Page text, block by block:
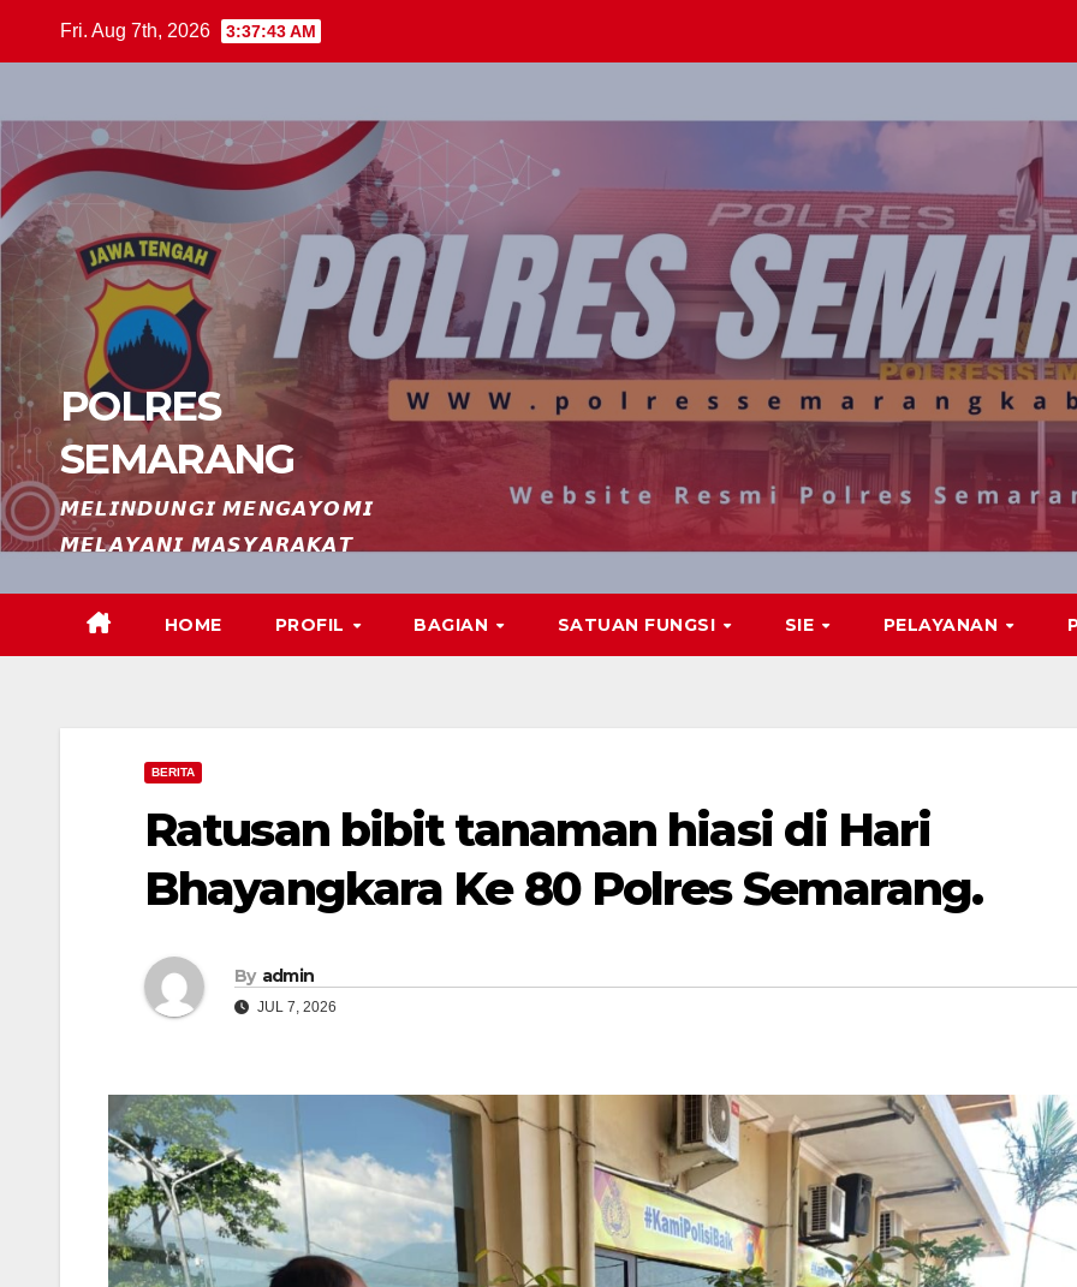
Fri. Aug 7th, 2026 3:37:44 AM
POLRES
SEMARANG
𝙈𝙀𝙇𝙄𝙉𝘿𝙐𝙉𝙂𝙄 𝙈𝙀𝙉𝙂𝘼𝙔𝙊𝙈𝙄
𝙈𝙀𝙇𝘼𝙔𝘼𝙉𝙄 𝙈𝘼𝙎𝙔𝘼𝙍𝘼𝙆𝘼𝙏
HOME PROFIL BAGIAN SATUAN FUNGSI SIE PELAYANAN
BERITA
Ratusan bibit tanaman hiasi di Hari
Bhayangkara Ke 80 Polres Semarang.
By admin
JUL 7, 2026